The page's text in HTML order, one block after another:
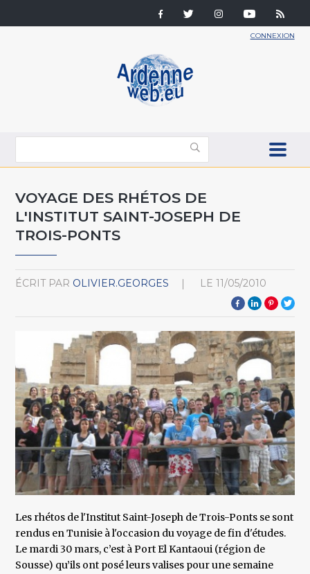
CONNEXION
VOYAGE DES RHÉTOS DE
L'INSTITUT SAINT-JOSEPH DE
TROIS-PONTS
ÉCRIT PAR OLIVIER.GEORGES LE 11/05/2010
Les rhétos de l'Institut Saint-Joseph de Trois-Ponts se sont
rendus en Tunisie à l'occasion du voyage de fin d'études.
Le mardi 30 mars, c’est à Port El Kantaoui (région de
Sousse) qu’ils ont posé leurs valises pour une semaine